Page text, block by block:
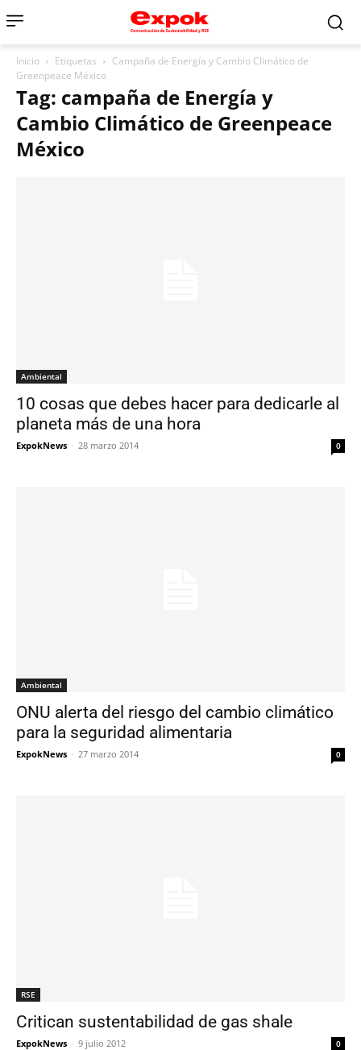
Inicio Etiquetas
Campaña de Energía y Cambio Climático de
Greenpeace México
Tag: campaña de Energía y
Cambio Climático de Greenpeace
México
Ambiental
10 cosas que debes hacer para dedicarle al
planeta más de una hora
ExpokNews - 28 marzo 2014 0
Ambiental
ONU alerta del riesgo del cambio climático
para la seguridad alimentaria
ExpokNews - 27 marzo 2014 0
RSE
Critican sustentabilidad de gas shale
ExpokNews - 9 julio 2012 0